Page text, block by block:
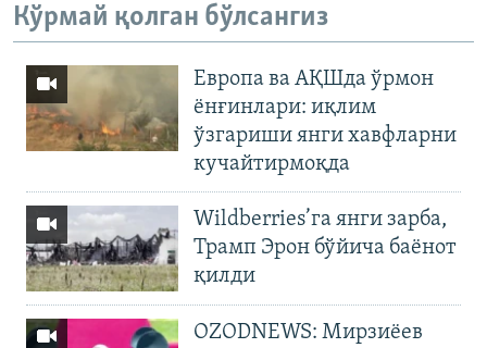
Кўрмай қолган бўлсангиз
Европа ва АҚШда ўрмон
ёнғинлари: иқлим
ўзгариши янги хавфларни
кучайтирмоқда
Wildberries’га янги зарба,
Трамп Эрон бўйича баёнот
қилди
OZODNEWS: Мирзиёев